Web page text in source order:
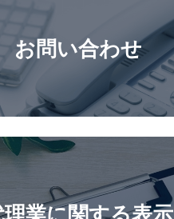
お問い合わせ